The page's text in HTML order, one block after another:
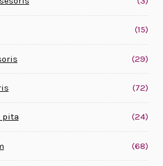
(15)
(29)
(72)
pita (24)
(68)